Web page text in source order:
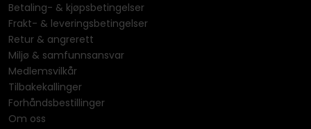
Betaling- & kjøpsbetingelser
Frakt- & leveringsbetingelser
Retur & angrerett
Miljø & samfunnsansvar
Medlemsvilkår
Tilbakekallinger
Forhåndsbestillinger
Om oss